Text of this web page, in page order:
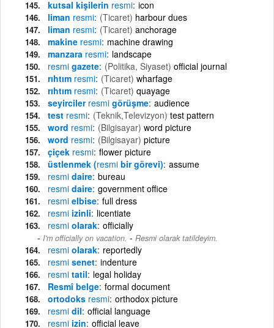
kutsal kişilerin resmi icon
liman resmi (Ticaret) harbour dues
liman resmi (Ticaret) anchorage
makine resmi machine drawing
manzara resmi landscape
resmi gazete (Politika, Siyaset) official journal
rıhtım resmi (Ticaret) wharfage
rıhtım resmi (Ticaret) quayage
seyirciler resmi görüşme audience
test resmi (Teknik,Televizyon) test pattern
word resmi (Bilgisayar) word picture
word resmi (Bilgisayar) picture
çiçek resmi flower picture
üstlenmek (resmi bir görevi) assume
resmi daire bureau
resmi daire government office
resmi elbise full dress
resmi izinli licentiate
resmi olarak officially
I'm officially on vacation. - Resmi olarak tatildeyim.
resmi olarak reportedly
resmi senet indenture
resmi tatil legal holiday
Resmî belge formal document
ortodoks resmi orthodox picture
resmi dil official language
resmi izin official leave